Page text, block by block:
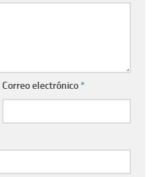
Correo electrónico*